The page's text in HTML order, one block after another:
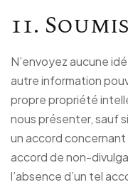
11.
N’envoyez aucune
autre information
propre propriété
nous présenter, sauf
un accord
accord de non-
l’absence d’un tel